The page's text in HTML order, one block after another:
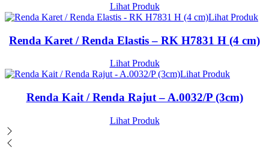
Lihat Produk
Lihat Produk
Renda Karet / Renda Elastis – RK H7831 H (4 cm)
Lihat Produk
Lihat Produk
Renda Kait / Renda Rajut – A.0032/P (3cm)
Lihat Produk